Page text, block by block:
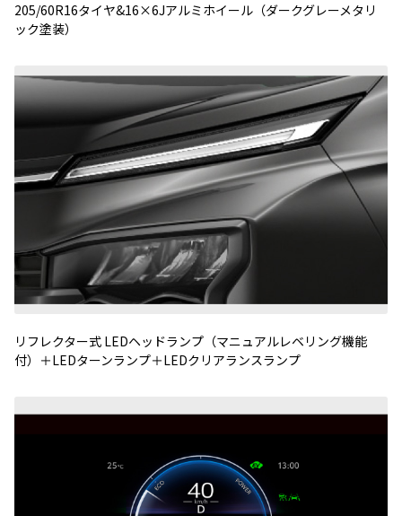
205/60R16タイヤ&16×6Jアルミホイール（ダークグレーメタリ
ック塗装）
リフレクター式 LEDヘッドランプ（マニュアルレベリング機能
付）＋LEDターンランプ＋LEDクリアランスランプ